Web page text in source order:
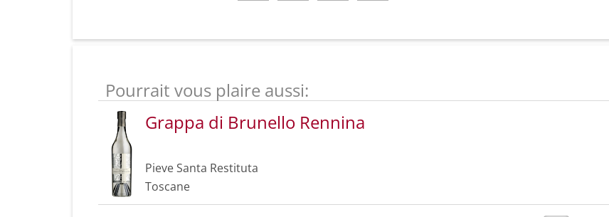
Pourrait vous plaire aussi:
Grappa di Brunello Rennina
Pieve Santa Restituta
Toscane